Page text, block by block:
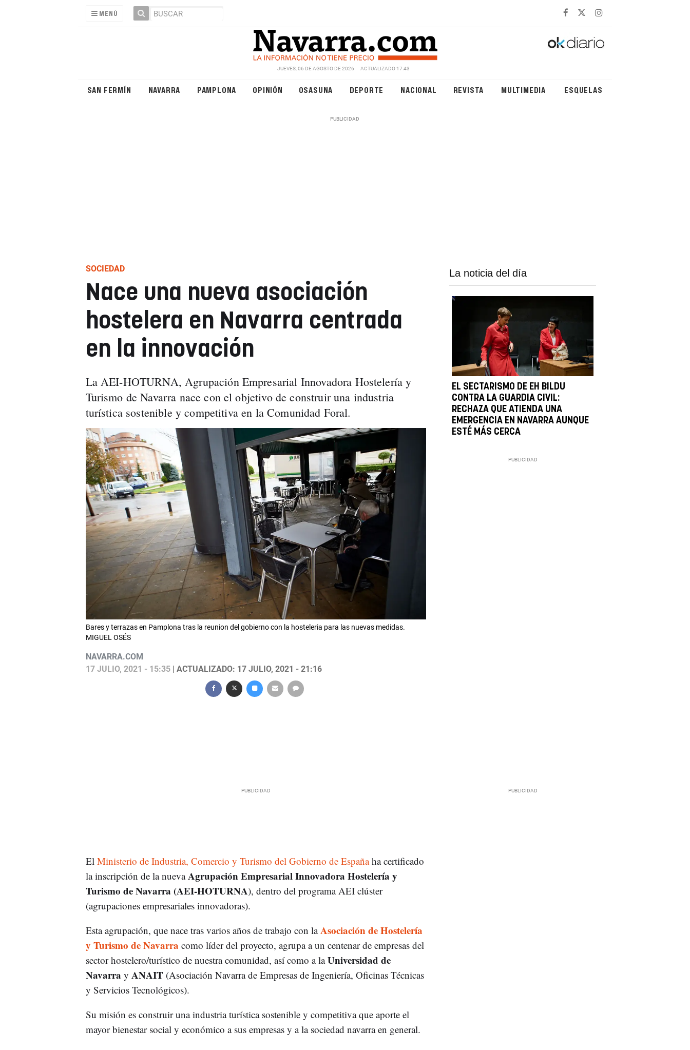
MENÚ
JUEVES, 06 DE AGOSTO DE 2026 ACTUALIZADO 17:43
SAN FERMÍN NAVARRA PAMPLONA OPINIÓN OSASUNA DEPORTE NACIONAL REVISTA MULTIMEDIA ESQUELAS
SOCIEDAD
Nace una nueva asociación
hostelera en Navarra centrada
en la innovación
La AEI-HOTURNA, Agrupación Empresarial Innovadora Hostelería y
Turismo de Navarra nace con el objetivo de construir una industria
turística sostenible y competitiva en la Comunidad Foral.
Bares y terrazas en Pamplona tras la reunion del gobierno con la hosteleria para las nuevas medidas.
MIGUEL OSÉS
NAVARRA.COM
17 JULIO, 2021 - 15:35| ACTUALIZADO: 17 JULIO, 2021 - 21:16
La noticia del día
EL SECTARISMO DE EH BILDU
CONTRA LA GUARDIA CIVIL:
RECHAZA QUE ATIENDA UNA
EMERGENCIA EN NAVARRA AUNQUE
ESTÉ MÁS CERCA
El Ministerio de Industria, Comercio y Turismo del Gobierno de Españaha certificado
la inscripción de la nuevaAgrupación Empresarial Innovadora Hostelería y
Turismo de Navarra (AEI-HOTURNA), dentro del programa AEI clúster
(agrupaciones empresariales innovadoras).
Esta agrupación, que nace tras varios años de trabajo con laAsociación de Hostelería
y Turismo de Navarra como líder del proyecto, agrupa a un centenar de empresas del
sector hostelero/turístico de nuestra comunidad, así como a laUniversidad de
Navarra y ANAIT (Asociación Navarra de Empresas de Ingeniería, Oficinas Técnicas
y Servicios Tecnológicos).
Su misión es construir una industria turística sostenible y competitiva que aporte el
mayor bienestar social y económico a sus empresas y a la sociedad navarra en general.